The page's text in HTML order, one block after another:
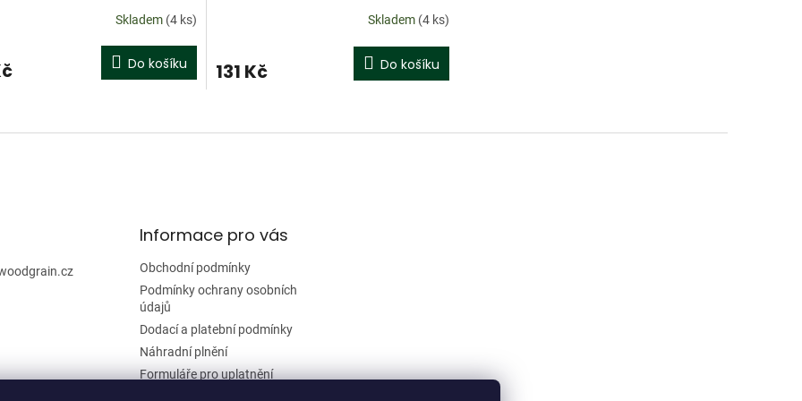
Skladem (4 ks)
Do košíku
Skladem (4 ks)
131 Kč Do košíku
v
p
i
Informace pro vás
Obchodní podmínky
Podmínky ochrany osobních
údajů
Dodací a platební podmínky
Náhradní plnění
Formuláře pro uplatnění